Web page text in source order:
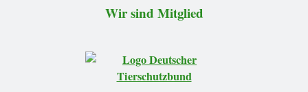
Wir sind Mitglied